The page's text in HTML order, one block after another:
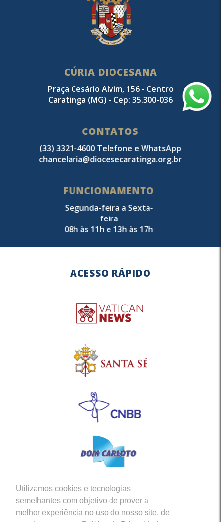
Utilizamos cookies e tecnologias
semelhantes com objetivo de prover a
melhor experiência no uso do nosso site, de
CÚRIA DIOCESANA
Praça Cesário Alvim, 156 - Centro
Caratinga (MG) - Cep: 35.300-036
CONTATOS
(33) 3321-4600 Telefone e WhatsApp
chancelaria@diocesecaratinga.org.br
FUNCIONAMENTO
Segunda-feira a Sexta-
feira
08h às 11h e 13h às 17h
ACESSO RÁPIDO
Siga-nos em nossas Redes Sociais